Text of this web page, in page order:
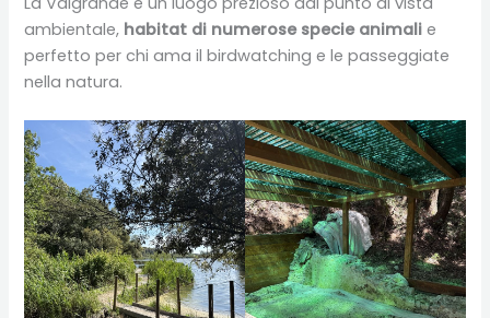
ambientale, habitat di numerose specie animali e
perfetto per chi ama il birdwatching e le passeggiate
nella natura.